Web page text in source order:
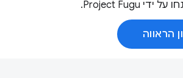
הראווה